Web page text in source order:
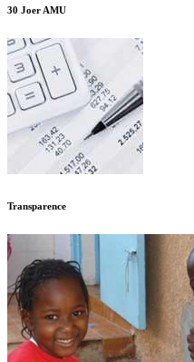
30 Joer AMU
Transparence